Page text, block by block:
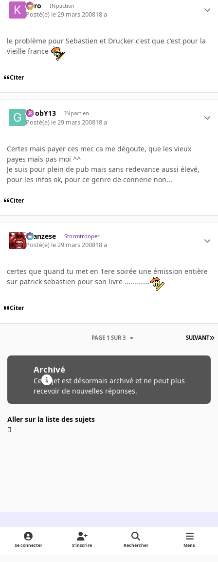
kyro INpactien
Posté(e) le 29 mars 200818 a
le problème pour Sebastien et Drucker c'est que c'est pour la
vieille france
Citer
GoobY13 INpactien
Posté(e) le 29 mars 200818 a
Certes mais payer ces mec ca me dégoute, que les vieux
payes mais pas moi ^^
Je suis pour plein de pub mais sans redevance aussi élevé,
pour les infos ok, pour ce genre de connerie non...
Citer
ilcanzese Stormtrooper
Posté(e) le 29 mars 200818 a
certes que quand tu met en 1ere soirée une émission entière
sur patrick sebastien pour son livre .............
Citer
SUIVANT
PAGE 1 SUR 3
Archivé
Ce sujet est désormais archivé et ne peut plus
recevoir de nouvelles réponses.
Aller sur la liste des sujets
Light ModeDark ModeSystem Preference
Se connecter S’inscrire Rechercher Menu